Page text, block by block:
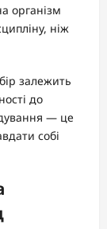
організм
ніж
залежить
до
— це
собі